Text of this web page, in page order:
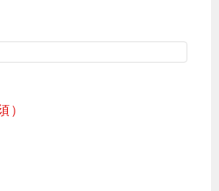
）